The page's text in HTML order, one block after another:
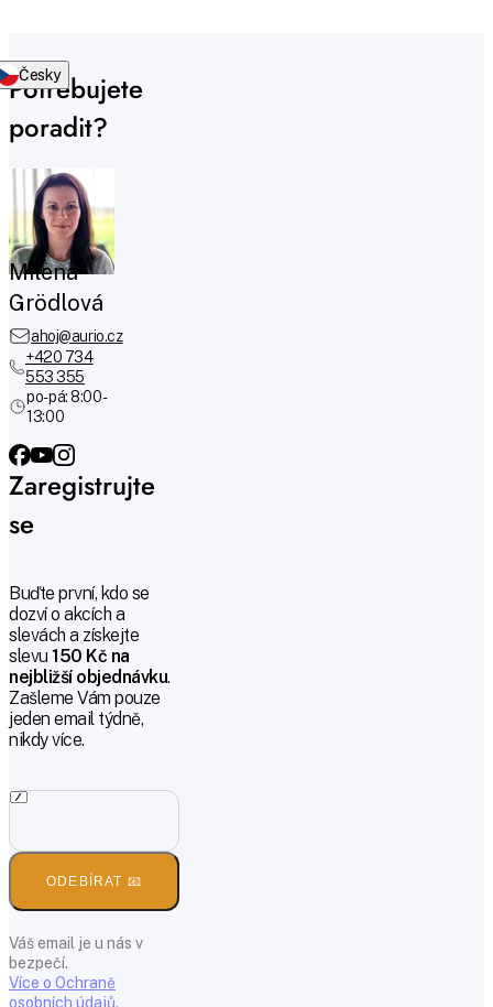
Potřebujete
poradit?
Milena
Grödlová
ahoj@aurio.cz
+420 734
553 355
po-pá: 8:00 -
13:00
Zaregistrujte
se
Buďte první, kdo se
dozví o akcích a
slevách a získejte
slevu150 Kč na
nejbližší objednávku.
Zašleme Vám pouze
jeden email týdně,
nikdy více.
ODEBÍRAT 📧
Váš email je u nás v
bezpečí.
Více o Ochraně
osobních údajů.
Česky